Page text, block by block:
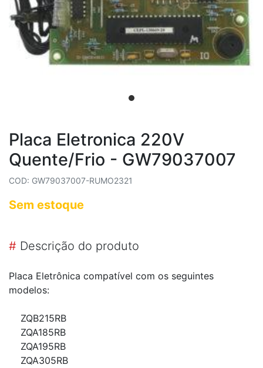
Placa Eletronica 220V
Quente/Frio - GW79037007
COD: GW79037007-RUMO2321
Sem estoque
# Descrição do produto
Placa Eletrônica compatível com os seguintes
modelos:
ZQB215RB
ZQA185RB
ZQA195RB
ZQA305RB